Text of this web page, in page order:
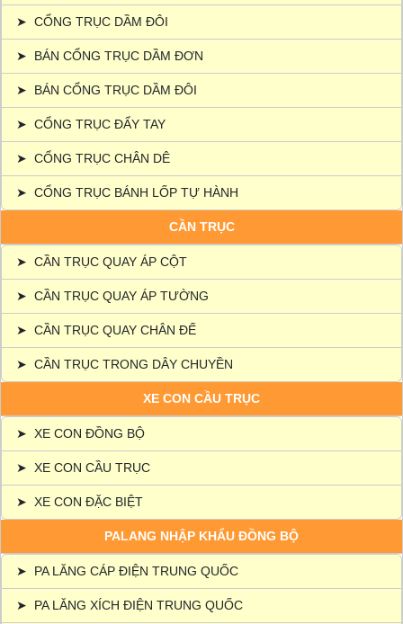
➤ CỔNG TRỤC DẦM ĐÔI
➤ BÁN CỔNG TRỤC DẦM ĐƠN
➤ BÁN CỔNG TRỤC DẦM ĐÔI
➤ CỔNG TRỤC ĐẨY TAY
➤ CỔNG TRỤC CHÂN DÊ
➤ CỔNG TRỤC BÁNH LỐP TỰ HÀNH
CẦN TRỤC
➤ CẦN TRỤC QUAY ÁP CỘT
➤ CẦN TRỤC QUAY ÁP TƯỜNG
➤ CẦN TRỤC QUAY CHÂN ĐẾ
➤ CẦN TRỤC TRONG DÂY CHUYỀN
XE CON CẦU TRỤC
➤ XE CON ĐỒNG BỘ
➤ XE CON CẦU TRỤC
➤ XE CON ĐẶC BIỆT
PALANG NHẬP KHẨU ĐỒNG BỘ
➤ PA LĂNG CÁP ĐIỆN TRUNG QUỐC
➤ PA LĂNG XÍCH ĐIỆN TRUNG QUỐC